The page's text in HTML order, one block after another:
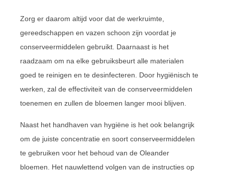
Zorg er daarom altijd voor dat de werkruimte,
gereedschappen en vazen schoon zijn voordat je
conserveermiddelen gebruikt. Daarnaast is het
raadzaam om na elke gebruiksbeurt alle materialen
goed te reinigen en te desinfecteren. Door hygiënisch te
werken, zal de effectiviteit van de conserveermiddelen
toenemen en zullen de bloemen langer mooi blijven.
Naast het handhaven van hygiëne is het ook belangrijk
om de juiste concentratie en soort conserveermiddelen
te gebruiken voor het behoud van de Oleander
bloemen. Het nauwlettend volgen van de instructies op